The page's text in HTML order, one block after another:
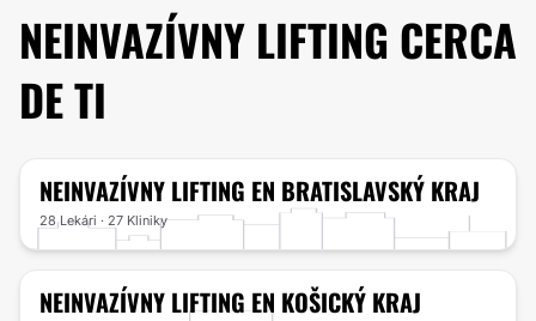
NEINVAZÍVNY LIFTING CERCA
DE TI
NEINVAZÍVNY LIFTING EN BRATISLAVSKÝ KRAJ
28 Lekári · 27 Kliniky
NEINVAZÍVNY LIFTINGEN KOŠICKÝ KRAJ